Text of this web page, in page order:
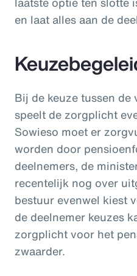
en laat alles aan de
Bij de keuze tussen
speelt de zorgplicht
Sowieso moet er
worden door
deelnemers, de
recentelijk nog over
bestuur evenwel kiest
de deelnemer keuzes
zorgplicht voor het
zwaarder.